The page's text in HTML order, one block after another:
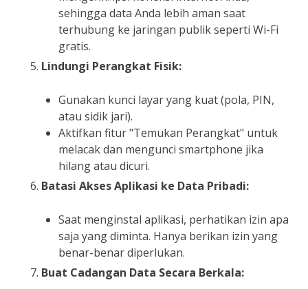
sehingga data Anda lebih aman saat
terhubung ke jaringan publik seperti Wi-Fi
gratis.
Lindungi Perangkat Fisik:
Gunakan kunci layar yang kuat (pola, PIN,
atau sidik jari).
Aktifkan fitur "Temukan Perangkat" untuk
melacak dan mengunci smartphone jika
hilang atau dicuri.
Batasi Akses Aplikasi ke Data Pribadi:
Saat menginstal aplikasi, perhatikan izin apa
saja yang diminta. Hanya berikan izin yang
benar-benar diperlukan.
Buat Cadangan Data Secara Berkala: